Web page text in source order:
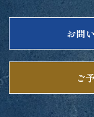
お問
ご